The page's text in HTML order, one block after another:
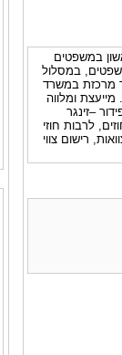
במשפטים
במסלול
מרכזת במשרד
ומלווה
–זינגר
לרבות חוזי
רישום צווי